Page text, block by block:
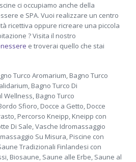
ci occupiamo anche della
e SPA. Vuoi realizzare un centro
ricettiva oppure ricreare una piccola
? Visita il nostro
e troverai quello che stai
Turco Aromarium, Bagno Turco
Bagno Turco Di
Wellness, Bagno Turco
Sfioro, Docce a Getto, Docce
Percorso Kneipp, Kneipp con
Di Sale, Vasche Idromassaggio
Su Misura, Piscine con
Tradizionali Finlandesi con
Biosaune, Saune alle Erbe, Saune al